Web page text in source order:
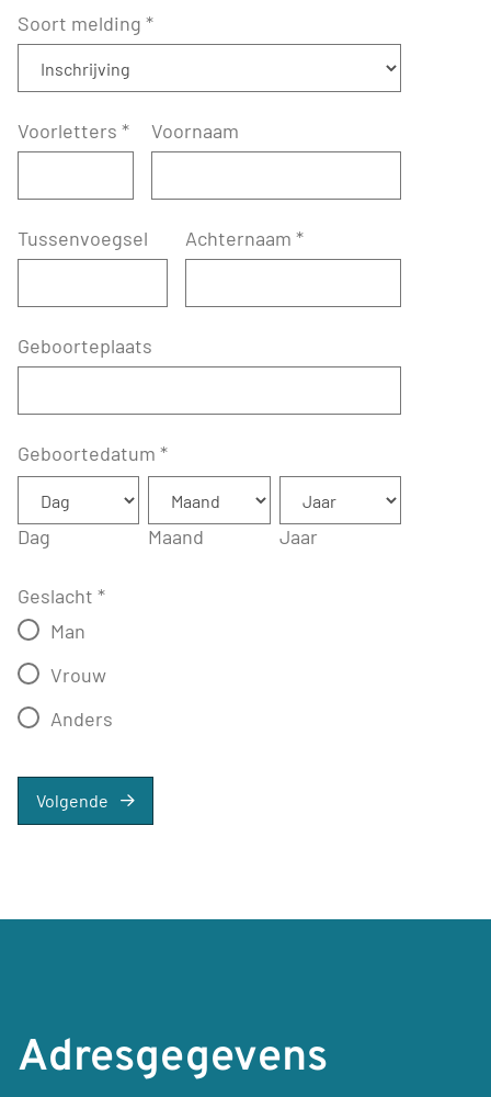
Soort melding *
Voorletters * Voornaam
Tussenvoegsel Achternaam *
Geboorteplaats
Geboortedatum *
Dag Maand Jaar
Geslacht *
Man
Vrouw
Anders
Volgende
Adresgegevens